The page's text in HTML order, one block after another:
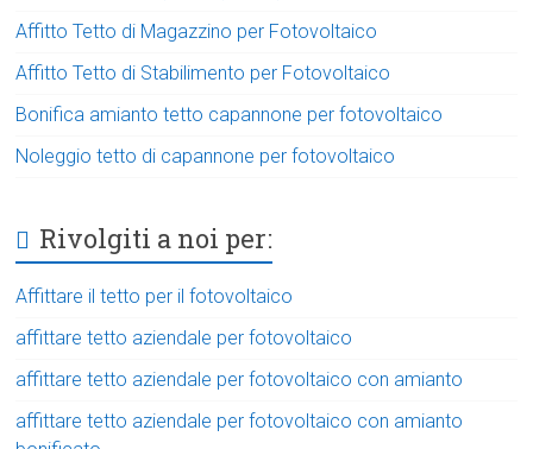
Affitto Tetto di Magazzino per Fotovoltaico
Affitto Tetto di Stabilimento per Fotovoltaico
Bonifica amianto tetto capannone per fotovoltaico
Noleggio tetto di capannone per fotovoltaico
Rivolgiti a noi per:
Affittare il tetto per il fotovoltaico
affittare tetto aziendale per fotovoltaico
affittare tetto aziendale per fotovoltaico con amianto
affittare tetto aziendale per fotovoltaico con amianto